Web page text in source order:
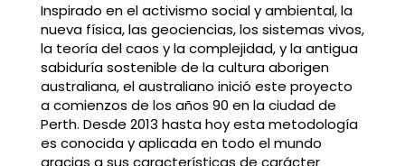
Inspirado en el activismo social y ambiental, la
nueva física, las geociencias, los sistemas vivos,
la teoría del caos y la complejidad, y la antigua
sabiduría sostenible de la cultura aborigen
australiana, el australiano inició este proyecto
a comienzos de los años 90 en la ciudad de
Perth. Desde 2013 hasta hoy esta metodología
es conocida y aplicada en todo el mundo
gracias a sus características de carácter